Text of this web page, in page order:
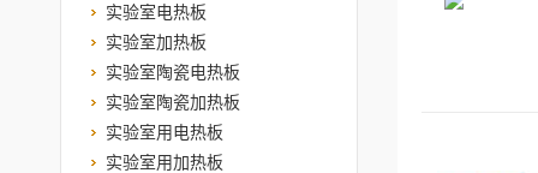
实验室电热板
实验室加热板
实验室陶瓷电热板
实验室陶瓷加热板
实验室用电热板
实验室用加热板